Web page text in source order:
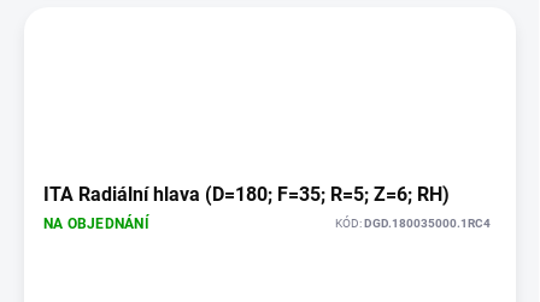
ITA Radiální hlava (D=180; F=35; R=5; Z=6; RH)
NA OBJEDNÁNÍ KÓD:DGD.180035000.1RC4